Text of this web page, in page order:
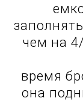
чем на
время
она